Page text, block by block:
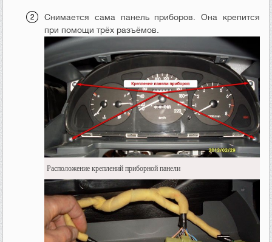
Снимается сама панель приборов. Она крепится
при помощи трёх разъёмов.
Расположение креплений приборной панели